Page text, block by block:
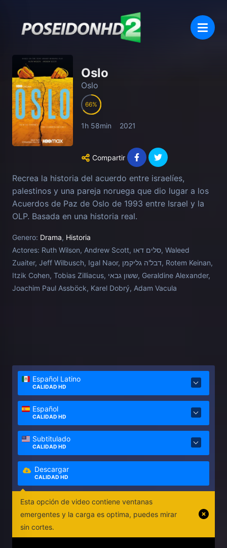
Oslo
Oslo
66
1h 58min 2021
Compartir
Recrea la historia del acuerdo entre israelíes,
palestinos y una pareja noruega que dio lugar a los
Acuerdos de Paz de Oslo de 1993 entre Israel y la
OLP. Basada en una historia real.
Genero: Drama, Historia
Actores: Ruth Wilson, Andrew Scott, סלים דאו, Waleed
Zuaiter, Jeff Wilbusch, Igal Naor, דבל'ה גליקמן, Rotem Keinan,
Itzik Cohen, Tobias Zilliacus, ששון גבאי, Geraldine Alexander,
Joachim Paul Assböck, Karel Dobrý, Adam Vacula
Español Latino
CALIDAD HD
Español
CALIDAD HD
Subtitulado
CALIDAD HD
Descargar
CALIDAD HD
Esta opción de video contiene ventanas
emergentes y la carga es optima, puedes mirar
sin cortes.